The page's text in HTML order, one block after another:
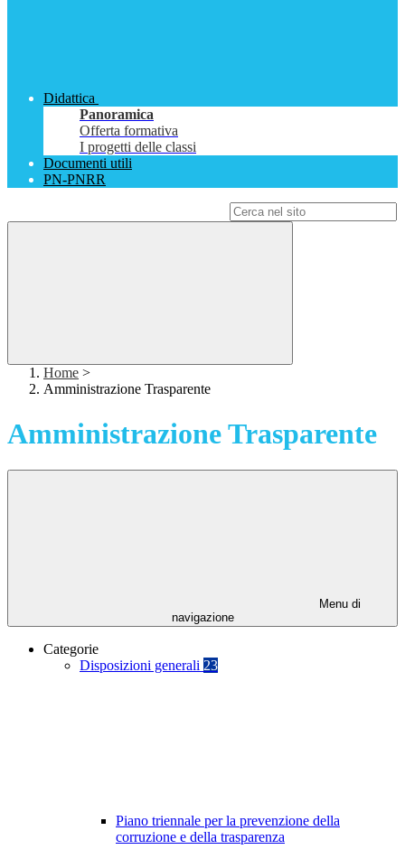
Didattica
Panoramica
Offerta formativa
I progetti delle classi
Documenti utili
PN-PNRR
Home >
Amministrazione Trasparente
Amministrazione Trasparente
Menu di
navigazione
Categorie
Disposizioni generali 23
Piano triennale per la prevenzione della
corruzione e della trasparenza